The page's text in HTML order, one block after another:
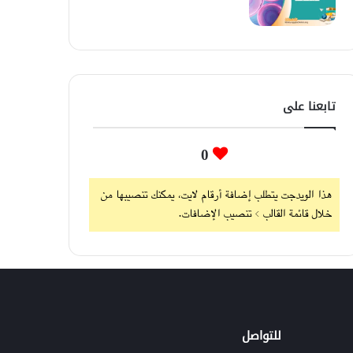
تابعنا على
0
هذا الويدجت يتطلب إضافة أرقام لايت، يمكنك تنصيبها من
خلال قائمة القالب > تنصيب الإضافات.
للتواصل